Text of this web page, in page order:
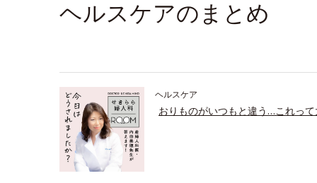
ヘルスケアのまとめ
ヘルスケア
おりものがいつもと違う…これっ